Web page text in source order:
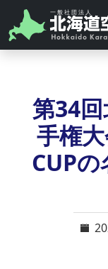
第34
手権
CUP